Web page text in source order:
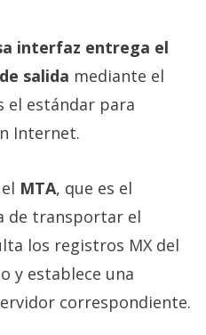
interfaz entrega el
salida mediante el
el estándar para
Internet.
MTA, que es el
de transportar el
los registros MX del
y establece una
correspondiente.